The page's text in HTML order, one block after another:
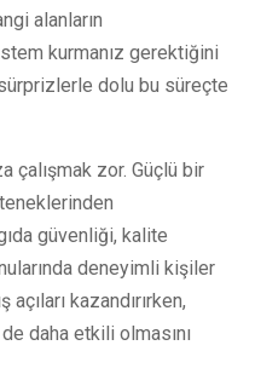
alanların
kurmanız gerektiğini
dolu bu süreçte
çalışmak zor. Güçlü bir
güvenliği, kalite
deneyimli kişiler
kazandırırken,
daha etkili olmasını